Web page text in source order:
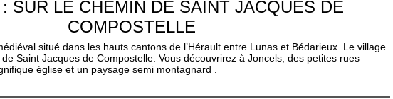
SUR LE CHEMIN DE SAINT JACQUES DE
COMPOSTELLE
situé dans les hauts cantons de l’Hérault entre Lunas et Bédarieux. Le village
Saint Jacques de Compostelle. Vous découvrirez à Joncels, des petites rues
église et un paysage semi montagnard .